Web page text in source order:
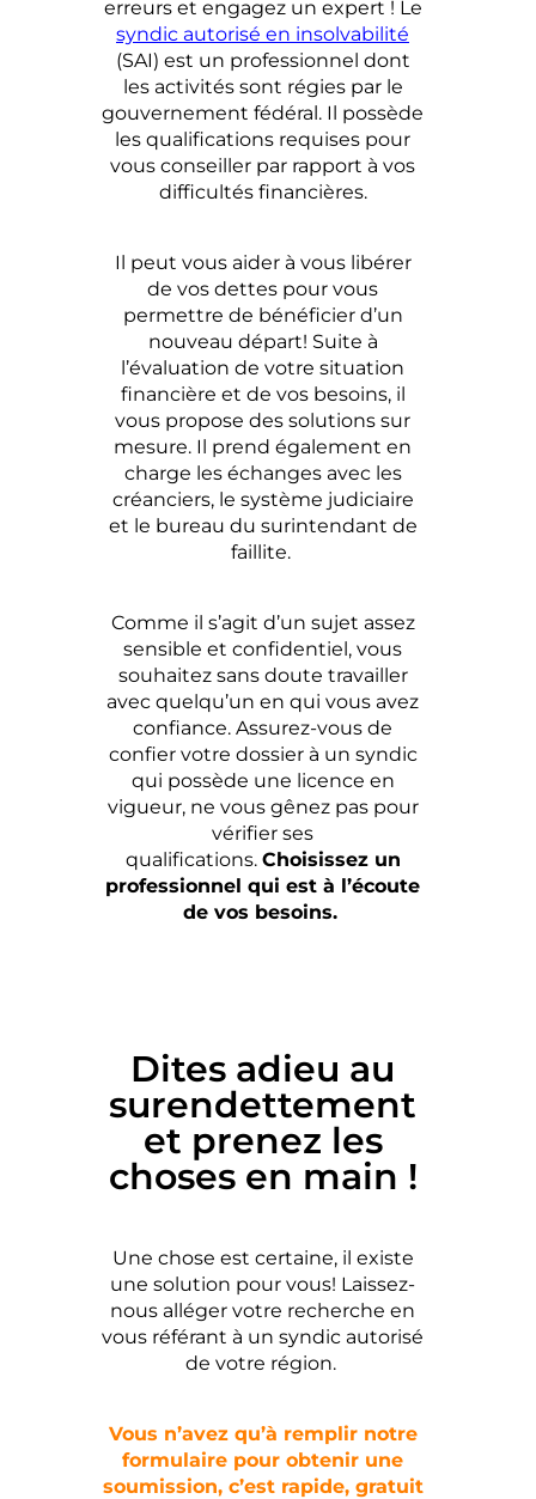
erreurs et engagez un expert ! Le
syndic autorisé en insolvabilité
(SAI) est un professionnel dont
les activités sont régies par le
gouvernement fédéral. Il possède
les qualifications requises pour
vous conseiller par rapport à vos
difficultés financières.
Il peut vous aider à vous libérer
de vos dettes pour vous
permettre de bénéficier d’un
nouveau départ! Suite à
l’évaluation de votre situation
financière et de vos besoins, il
vous propose des solutions sur
mesure. Il prend également en
charge les échanges avec les
créanciers, le système judiciaire
et le bureau du surintendant de
faillite.
Comme il s’agit d’un sujet assez
sensible et confidentiel, vous
souhaitez sans doute travailler
avec quelqu’un en qui vous avez
confiance. Assurez-vous de
confier votre dossier à un syndic
qui possède une licence en
vigueur, ne vous gênez pas pour
vérifier ses
qualifications. Choisissez un
professionnel qui est à l’écoute
de vos besoins.
Dites adieu au
surendettement
et prenez les
choses en main !
Une chose est certaine, il existe
une solution pour vous! Laissez-
nous alléger votre recherche en
vous référant à un syndic autorisé
de votre région.
Vous n’avez qu’à remplir notre
formulaire pour obtenir une
soumission, c’est rapide, gratuit